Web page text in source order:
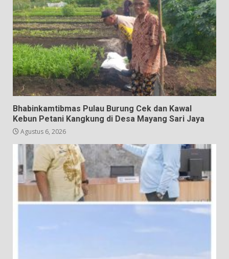
Bhabinkamtibmas Pulau Burung Cek dan Kawal
Kebun Petani Kangkung di Desa Mayang Sari Jaya
Agustus 6, 2026